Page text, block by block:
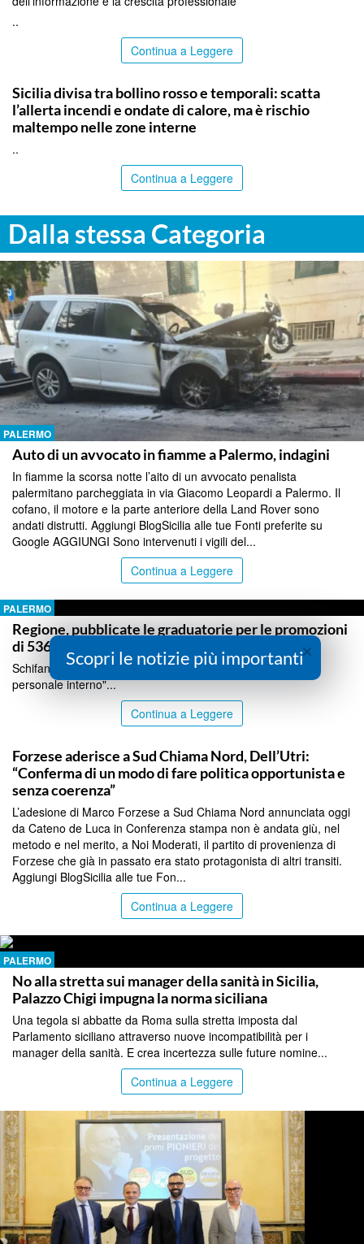
..
Continua a Leggere
Sicilia divisa tra bollino rosso e temporali: scatta
l’allerta incendi e ondate di calore, ma è rischio
maltempo nelle zone interne
..
Continua a Leggere
Dalla stessa Categoria
PALERMO
Auto di un avvocato in fiamme a Palermo, indagini
In fiamme la scorsa notte l’aito di un avvocato penalista
palermitano parcheggiata in via Giacomo Leopardi a Palermo. Il
cofano, il motore e la parte anteriore della Land Rover sono
andati distrutti. Aggiungi BlogSicilia alle tue Fonti preferite su
Google AGGIUNGI Sono intervenuti i vigili del...
Continua a Leggere
PALERMO
Regione, pubblicate le graduatorie per le promozioni
di 536 dipendenti
Schifani e Ingala: "Un passaggio chiave per valorizzare il
personale interno"...
Continua a Leggere
Forzese aderisce a Sud Chiama Nord, Dell’Utri:
“Conferma di un modo di fare politica opportunista e
senza coerenza”
L’adesione di Marco Forzese a Sud Chiama Nord annunciata oggi
da Cateno de Luca in Conferenza stampa non è andata giù, nel
metodo e nel merito, a Noi Moderati, il partito di provenienza di
Forzese che già in passato era stato protagonista di altri transiti.
Aggiungi BlogSicilia alle tue Fon...
Continua a Leggere
PALERMO
No alla stretta sui manager della sanità in Sicilia,
Palazzo Chigi impugna la norma siciliana
Una tegola si abbatte da Roma sulla stretta imposta dal
Parlamento siciliano attraverso nuove incompatibilità per i
manager della sanità. E crea incertezza sulle future nomine...
Continua a Leggere
×
Scopri le notizie più importanti